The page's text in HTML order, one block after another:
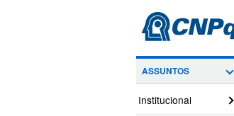
ASSUNTOS
Institucional